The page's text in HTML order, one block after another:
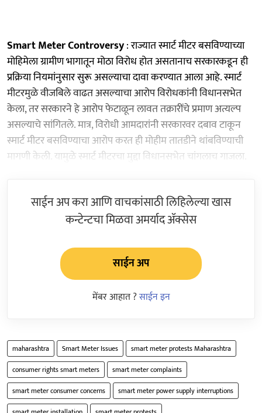
Smart Meter Controversy: राज्यात स्मार्ट मीटर बसविण्याच्या
मोहिमेला ग्रामीण भागातून मोठा विरोध होत असतानाच सरकारकडून ही
प्रक्रिया नियमांनुसार सुरू असल्याचा दावा करण्यात आला आहे. स्मार्ट
मीटरमुळे वीजबिले वाढत असल्याचा आरोप विरोधकांनी विधानसभेत
केला, तर सरकारने हे आरोप फेटाळून लावत तक्रारींचे प्रमाण अत्यल्प
असल्याचे सांगितले. मात्र, विरोधी आमदारांनी सरकारवर दबाव टाकून
स्मार्ट मीटर बसविण्याचा आरोप करत ही मोहीम तातडीने थांबविण्याची
मागणी केली. यामुळे स्मार्ट मीटरचा मुद्दा विधानसभेत चांगलाच गाजला.
साईन अप करा आणि वाचकांसाठी लिहिलेल्या खास
कन्टेन्टचा मिळवा अमर्याद ॲक्सेस
साईन अप
मेंबर आहात ?साईन इन
maharashtra Smart Meter Issues
smart meter protests Maharashtra
consumer rights smart meters
smart meter complaints
smart meter consumer concerns
smart meter power supply interruptions